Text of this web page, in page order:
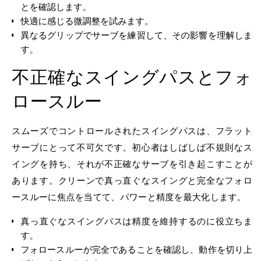
とを確認します。
快適に感じる微調整を試みます。
異なるグリップでサーブを練習して、その影響を理解しま
す。
不正確なスイングパスとフォ
ロースルー
スムーズでコントロールされたスイングパスは、フラット
サーブにとって不可欠です。初心者はしばしば不規則なス
イングを持ち、それが不正確なサーブを引き起こすことが
あります。クリーンで真っ直ぐなスイングと完全なフォロ
ースルーに焦点を当てて、パワーと精度を最大化します。
真っ直ぐなスイングパスは精度を維持するのに役立ちま
す。
フォロースルーが完全であることを確認し、動作を切り上